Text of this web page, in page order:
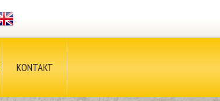
KONTAKT